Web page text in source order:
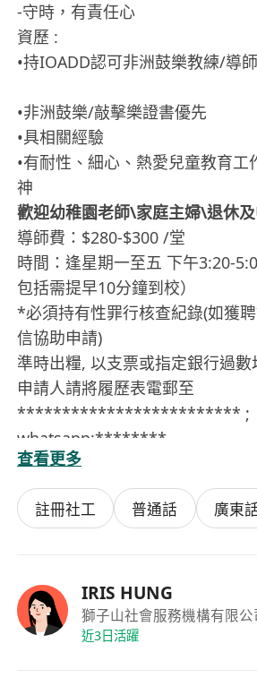
-守時，有責任心
資歷 :
•持IOADD認可非洲鼓樂教練/導
•非洲鼓樂/敲擊樂證書優先
•具相關經驗
•有耐性、細心、熱愛兒童教育工
神
歡迎幼稚園老師\家庭主婦\退休
導師費：$280-$300 /堂
時間：逢星期一至五 下午3:20-
包括需提早10分鐘到校）
*必須持有性罪行核查紀錄(如獲
信協助申請)
準時出糧, 以支票或指定銀行過數
申請人請將履歷表電郵至
************************* ;
whatsapp:********
申請時請註明:”到校 週一至五 小
$280-$300 /堂(藍田)"
查看更多
註冊社工 普通話 廣東
IRIS HUNG
獅子山社會服務機構有限公
近3日活躍